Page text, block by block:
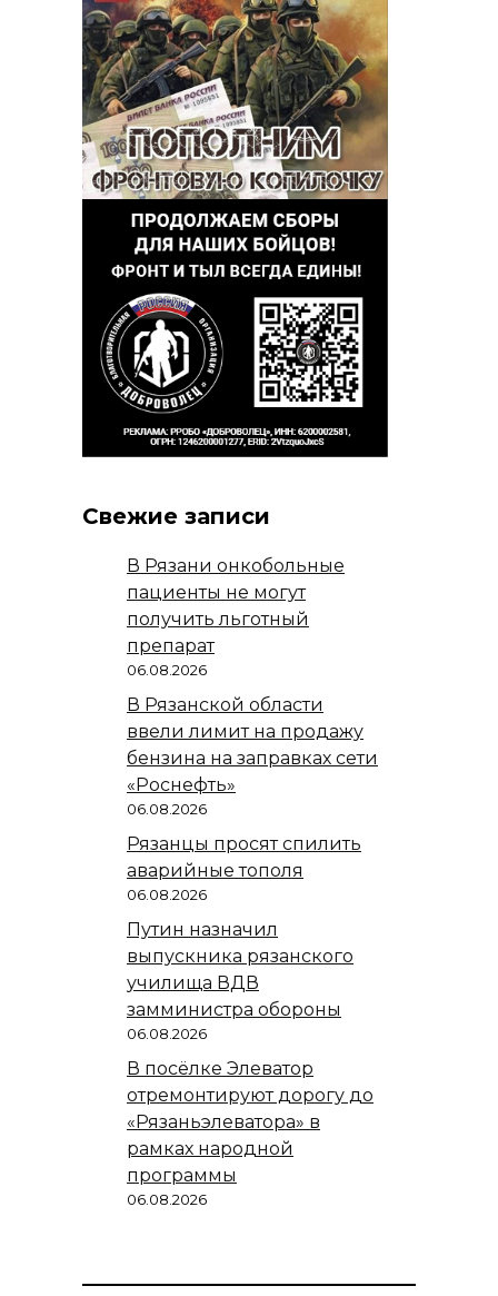
Свежие записи
В Рязани онкобольные
пациенты не могут
получить льготный
препарат
06.08.2026
В Рязанской области
ввели лимит на продажу
бензина на заправках сети
«Роснефть»
06.08.2026
Рязанцы просят спилить
аварийные тополя
06.08.2026
Путин назначил
выпускника рязанского
училища ВДВ
замминистра обороны
06.08.2026
В посёлке Элеватор
отремонтируют дорогу до
«Рязаньэлеватора» в
рамках народной
программы
06.08.2026